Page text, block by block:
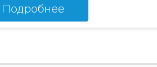
Подробнее